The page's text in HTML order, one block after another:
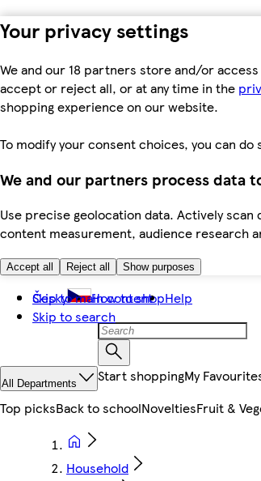
Your privacy settings
We and our 18 partners store and/or
accept or reject all, or at any time in the
shopping experience on our website.
To modify your consent choices, you can
We and our partners process data
Use precise geolocation data. Actively
content measurement, audience research
Accept all Reject all Show purposes
Skip to main content
Skip to search
Česky How to shopHelp
All Departments Start shoppingMy
Top picksBack to schoolNoveltiesFruit &
Household